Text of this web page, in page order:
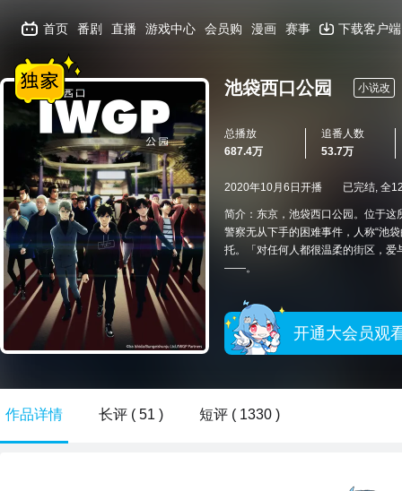
首页 番剧 直播 游戏中心 会员购 漫画 赛事 下载客户端
池袋西口公园 小说改
总播放
687.4万
追番人数
53.7万
2020年10月6日开播 已完结, 全
简介：东京，池袋西口公园。位于这
警察无从下手的困难事件，人称“池
托。「对任何人都很温柔的街区，
——。
开通大会员观
作品详情 长评 ( 51 ) 短评 ( 1330 )